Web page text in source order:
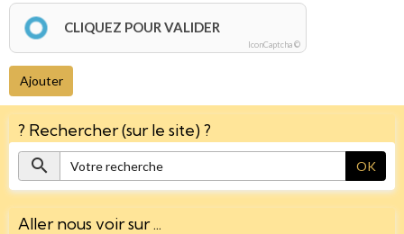
CLIQUEZ POUR VALIDER
IconCaptcha ©
Ajouter
? Rechercher (sur le site) ?
OK
Aller nous voir sur ...